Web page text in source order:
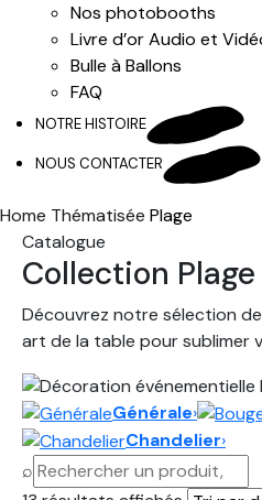
Nos photobooths
Livre d’or Audio et
Bulle à Ballons
FAQ
NOTRE HISTOIRE
NOUS CONTACTER
Home Thématisée Plage
Catalogue
Collection Plage
Découvrez notre sélection
art de la table pour sublimer
Générale›
Chandelier›
⌕